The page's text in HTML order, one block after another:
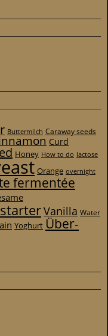
Buttermilch Caraway seeds
Curd
Honey How to do lactose
Orange overnight
fermentée
Vanilla Water
Yoghurt Über-